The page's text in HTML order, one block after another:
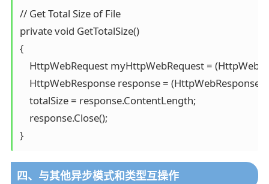
// Get Total Size of File
private void GetTotalSize()
{
HttpWebRequest myHttpWebRequest =
HttpWebResponse response =
    totalSize = response.ContentLength;
    response.Close();
}
四、与其他异步模式和类型互操作